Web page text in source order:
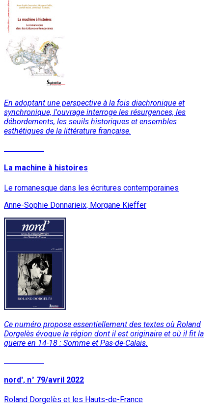
En adoptant une perspective à la fois diachronique et
synchronique, l'ouvrage interroge les résurgences, les
débordements, les seuils historiques et ensembles
esthétiques de la littérature française.
La machine à histoires
Le romanesque dans les écritures contemporaines
Anne-Sophie Donnarieix, Morgane Kieffer
Ce numéro propose essentiellement des textes où Roland
Dorgelès évoque la région dont il est originaire et où il fit la
guerre en 14-18 : Somme et Pas-de-Calais.
nord', n° 79/avril 2022
Roland Dorgelès et les Hauts-de-France